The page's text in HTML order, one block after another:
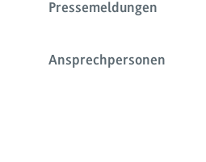
Pressemeldungen
Ansprechpersonen